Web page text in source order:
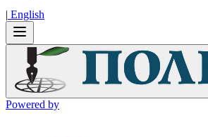
| Εnglish
Powered by